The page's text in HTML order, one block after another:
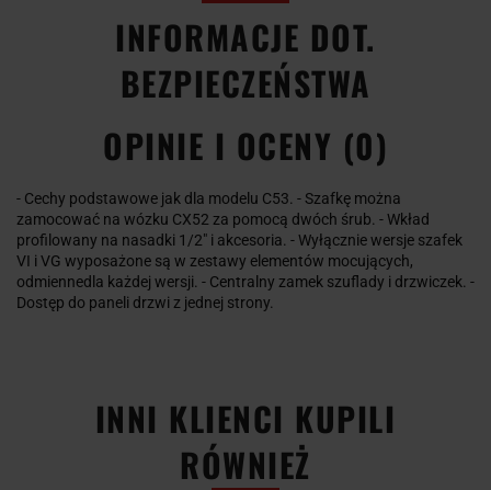
INFORMACJE DOT.
BEZPIECZEŃSTWA
OPINIE I OCENY (0)
- Cechy podstawowe jak dla modelu C53. - Szafkę można
zamocować na wózku CX52 za pomocą dwóch śrub. - Wkład
profilowany na nasadki 1/2" i akcesoria. - Wyłącznie wersje szafek
VI i VG wyposażone są w zestawy elementów mocujących,
odmiennedla każdej wersji. - Centralny zamek szuflady i drzwiczek. -
Dostęp do paneli drzwi z jednej strony.
INNI KLIENCI KUPILI
RÓWNIEŻ